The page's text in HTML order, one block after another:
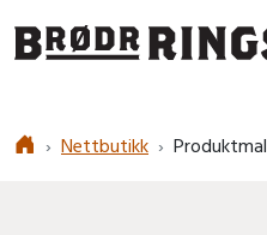
Nettbutikk
Produktmal